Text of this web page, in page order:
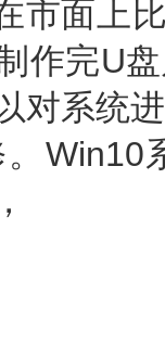
市面上
作完U
对系统
Win10